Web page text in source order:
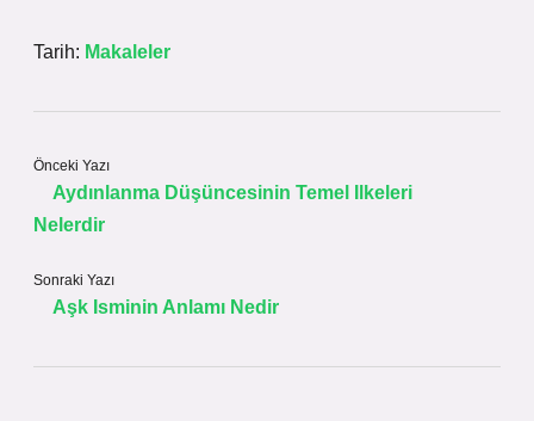
Tarih: Makaleler
Önceki Yazı
Aydınlanma Düşüncesinin Temel Ilkeleri
Nelerdir
Sonraki Yazı
Aşk Isminin Anlamı Nedir